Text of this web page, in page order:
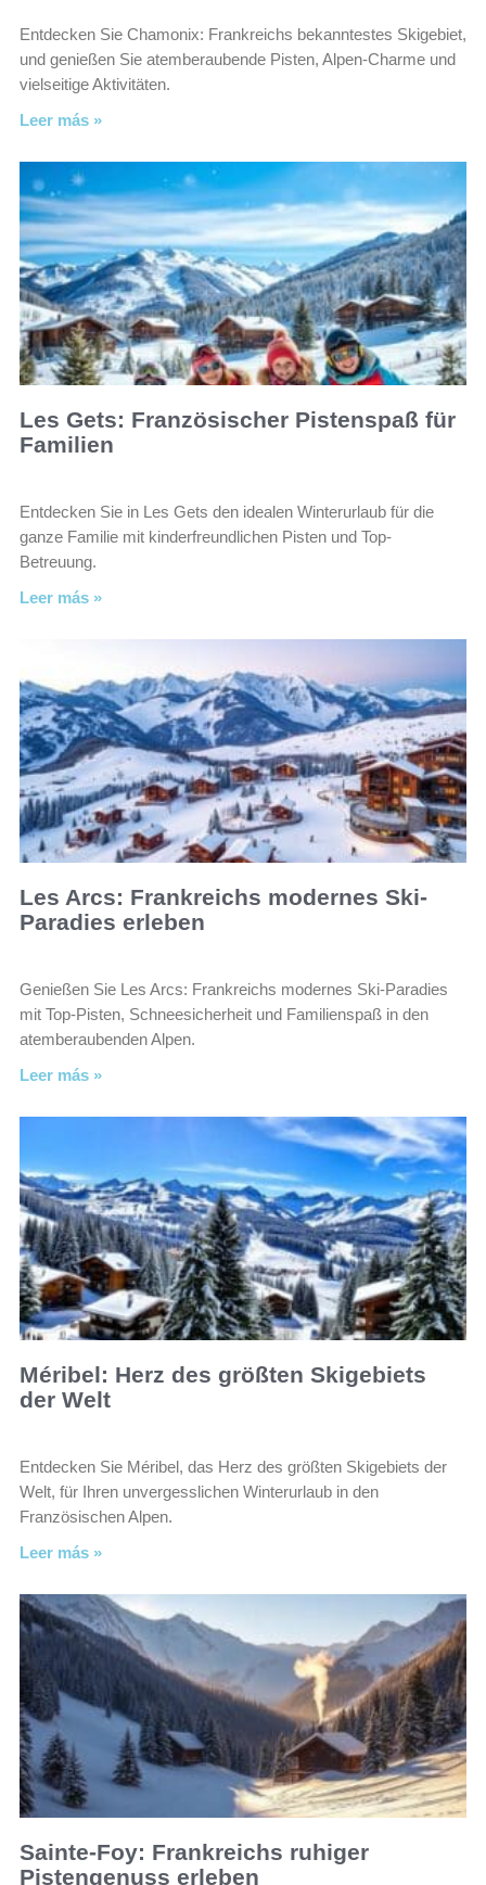
Entdecken Sie Chamonix: Frankreichs bekanntestes Skigebiet,
und genießen Sie atemberaubende Pisten, Alpen-Charme und
vielseitige Aktivitäten.
Leer más »
Les Gets: Französischer Pistenspaß für
Familien
Entdecken Sie in Les Gets den idealen Winterurlaub für die
ganze Familie mit kinderfreundlichen Pisten und Top-
Betreuung.
Leer más »
Les Arcs: Frankreichs modernes Ski-
Paradies erleben
Genießen Sie Les Arcs: Frankreichs modernes Ski-Paradies
mit Top-Pisten, Schneesicherheit und Familienspaß in den
atemberaubenden Alpen.
Leer más »
Méribel: Herz des größten Skigebiets
der Welt
Entdecken Sie Méribel, das Herz des größten Skigebiets der
Welt, für Ihren unvergesslichen Winterurlaub in den
Französischen Alpen.
Leer más »
Sainte-Foy: Frankreichs ruhiger
Pistengenuss erleben